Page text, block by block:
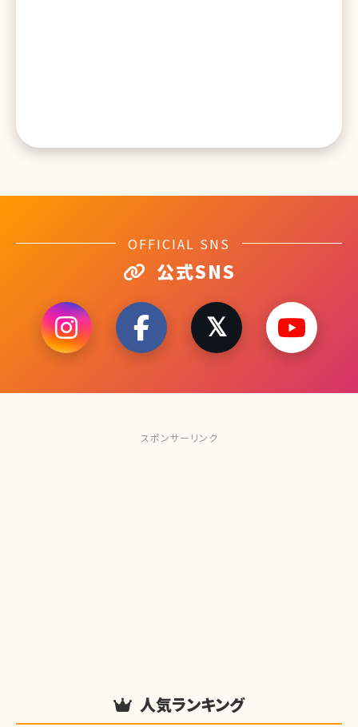
OFFICIAL SNS
公式SNS
スポンサーリンク
人気ランキング